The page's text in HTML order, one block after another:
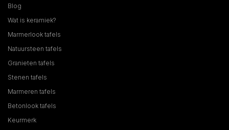
Blog
Wat is keramiek?
Marmerlook tafels
Natuursteen tafels
Granieten tafels
Stenen tafels
Marmeren tafels
Betonlook tafels
Keurmerk